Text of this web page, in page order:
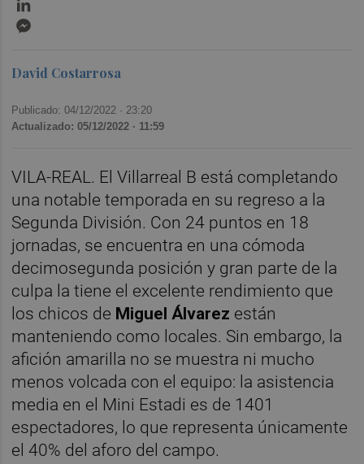
David Costarrosa
Publicado: 04/12/2022 · 23:20
Actualizado: 05/12/2022 · 11:59
VILA-REAL. El Villarreal B está completando
una notable temporada en su regreso a la
Segunda División. Con 24 puntos en 18
jornadas, se encuentra en una cómoda
decimosegunda posición y gran parte de la
culpa la tiene el excelente rendimiento que
los chicos de Miguel Álvarez están
manteniendo como locales. Sin embargo, la
afición amarilla no se muestra ni mucho
menos volcada con el equipo: la asistencia
media en el Mini Estadi es de 1401
espectadores, lo que representa únicamente
el 40% del aforo del campo.